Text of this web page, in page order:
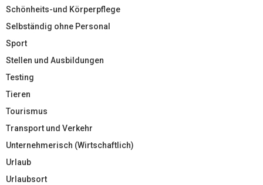
Schönheits-und Körperpflege
Selbständig ohne Personal
Sport
Stellen und Ausbildungen
Testing
Tieren
Tourismus
Transport und Verkehr
Unternehmerisch (Wirtschaftlich)
Urlaub
Urlaubsort